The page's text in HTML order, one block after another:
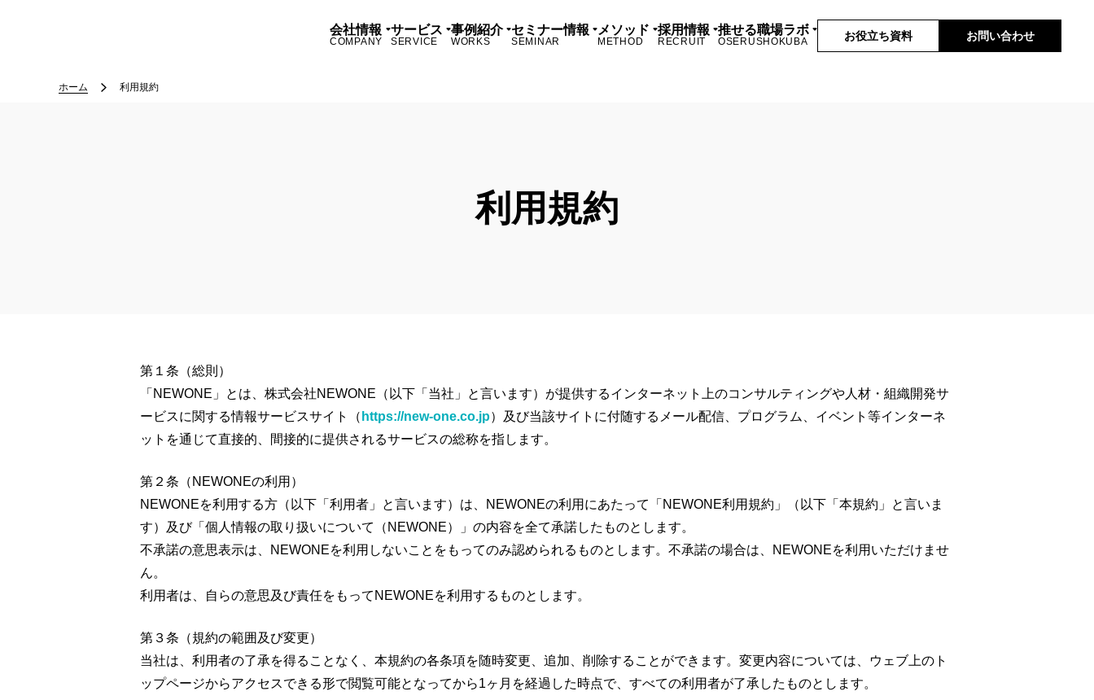
会社情報
COMPANY
サービス
SERVICE
事例紹介
WORKS
セミナー情報
SEMINAR
メソッド
METHOD
採用情報
RECRUIT
推せる職場ラボ
OSERUSHOKUBA お役立ち資料 お問い合わせ
ホーム 利用規約
利用規約
第１条（総則）
「NEWONE」とは、株式会社NEWONE（以下「当社」と言います）が提供するインターネット上のコンサルティングや人材・組織開発サ
ービスに関する情報サービスサイト（ https://new-one.co.jp）及び当該サイトに付随するメール配信、プログラム、イベント等インターネ
ットを通じて直接的、間接的に提供されるサービスの総称を指します。
第２条（NEWONEの利用）
NEWONEを利用する方（以下「利用者」と言います）は、NEWONEの利用にあたって「NEWONE利用規約」（以下「本規約」と言いま
す）及び「個人情報の取り扱いについて（NEWONE）」の内容を全て承諾したものとします。
不承諾の意思表示は、NEWONEを利用しないことをもってのみ認められるものとします。不承諾の場合は、NEWONEを利用いただけませ
ん。
利用者は、自らの意思及び責任をもってNEWONEを利用するものとします。
第３条（規約の範囲及び変更）
当社は、利用者の了承を得ることなく、本規約の各条項を随時変更、追加、削除することができます。変更内容については、ウェブ上のト
ップページからアクセスできる形で閲覧可能となってから1ヶ月を経過した時点で、すべての利用者が了承したものとします。